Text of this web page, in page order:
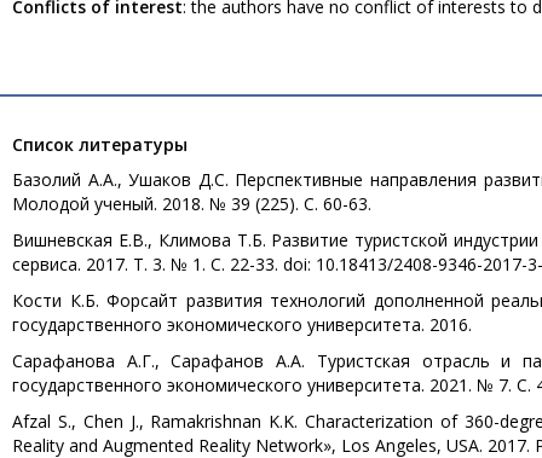
Conflicts of interest: the authors have no conflict of interests to
Список литературы
Базолий А.А., Ушаков Д.С. Перспективные направления
Молодой ученый. 2018. № 39 (225). С. 60-63.
Вишневская Е.В., Климова Т.Б. Развитие туристской
сервиса. 2017. Т. 3. № 1. С. 22-33. doi: 10.18413/2408-9346-2017-
Кости К.Б. Форсайт развития технологий дополненной
государственного экономического университета. 2016.
Сарафанова А.Г., Сарафанов А.А. Туристская отрасль и
государственного экономического университета. 2021. № 7.
Afzal S., Chen J., Ramakrishnan K.K. Characterization of 360-
Reality and Augmented Reality Network», Los Angeles, USA. 2017.